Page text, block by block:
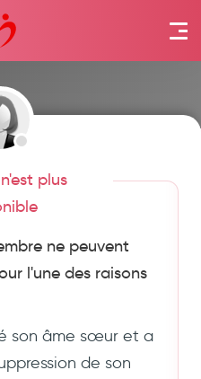
plus
ne peuvent
l'une des raisons
son âme sœur et a
de son